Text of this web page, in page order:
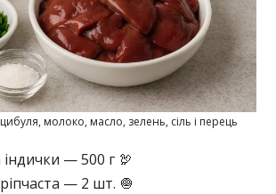
молоко, масло, зелень, сіль і перець
індички — 500 г 🦃
— 2 шт. 🧅